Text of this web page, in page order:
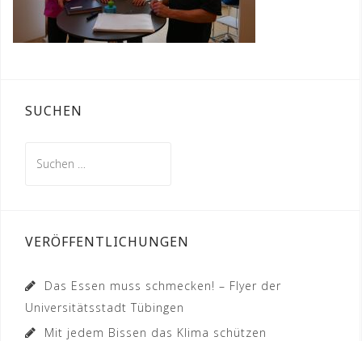
SUCHEN
nach:
VERÖFFENTLICHUNGEN
Das Essen muss schmecken! – Flyer der
Universitätsstadt Tübingen
Mit jedem Bissen das Klima schützen